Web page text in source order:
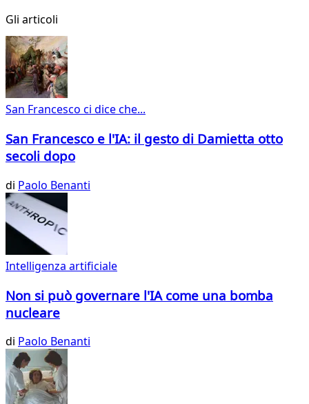
Gli articoli
San Francesco ci dice che...
San Francesco e l'IA: il gesto di Damietta otto
secoli dopo
di Paolo Benanti
Intelligenza artificiale
Non si può governare l'IA come una bomba
nucleare
di Paolo Benanti